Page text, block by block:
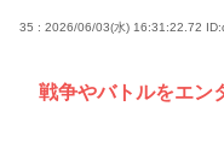
35 : 2026/06/03(水) 16:31:22.72
戦争やバトルをエン